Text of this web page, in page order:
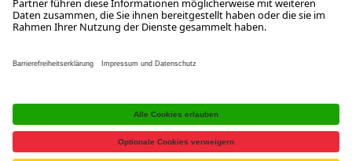
Gerne stehen wir Ihnen von Montag bis Donnerstag von 08:00 bis
Datenschutzerklärung
Barrierefreiheitserklärung B2B
Jobs